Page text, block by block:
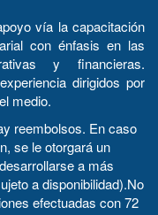
vía la capacitación
con énfasis en las
y financieras.
dirigidos por
medio.
reembolsos. En caso
se le otorgará un
a más
a disponibilidad).No
efectuadas con 72